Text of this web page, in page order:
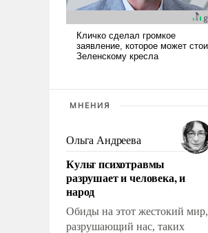
МНЕНИЯ
Ольга Андреева
Культ психотравмы
разрушает и человека, и
народ
Обиды на этот жестокий мир,
разрушающий нас, таких